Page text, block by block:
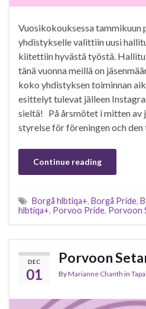
Vuosikokouksessa tammikuun
yhdistykselle valittiin uusi
kiitettiin hyvästä työstä.
tänä vuonna meillä on
koko yhdistyksen toiminnan
esittelyt tulevat jälleen
sieltä! På årsmötet i mitten av
styrelse för föreningen och den
Continue reading
Borgå hlbtiqa+, Borgå Pride,
hlbtiqa+, Porvoo Pride, Porvoon
DEC
01
Porvoon
ByMarianne Chanth in